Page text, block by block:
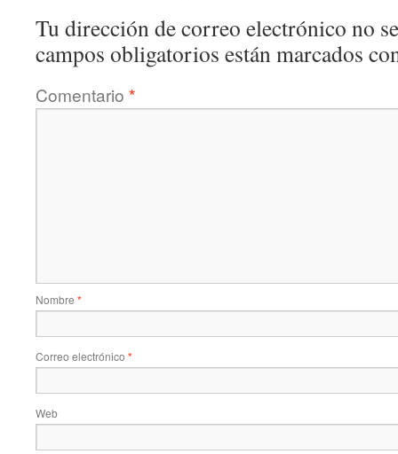
Tu dirección de correo electrónico no
campos obligatorios están marcados
Comentario *
Nombre *
Correo electrónico *
Web